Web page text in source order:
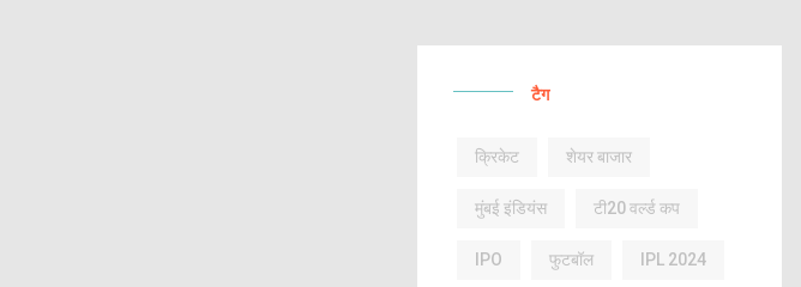
टैग
क्रिकेट शेयर बाजार
मुंबई इंडियंस टी20 वर्ल्ड कप
IPO फुटबॉल IPL 2024